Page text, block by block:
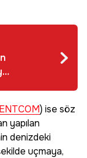
) ise söz
yapılan
denizdeki
uçmaya,